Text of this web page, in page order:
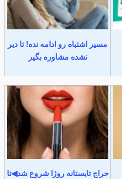
مسیر اشتباه رو ادامه نده! تا دیر
نشده مشاوره بگیر
حراج تابستانه روژا شروع شد◀تا